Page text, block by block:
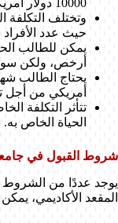
10000 دولار أمريكي للاستفادة من سكن الجامعة.
وتختلف التكلفة
حيث عدد
يمكن للطالب
أرخص، ولكن
أمريكي من أجل
تتأثر التكلفة
الحياة الخاص به.
شروط القبول في
يوجد عددًا من الشروط
المقعد الأكاديمي،